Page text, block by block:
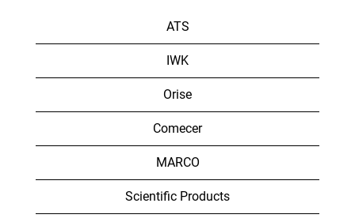
ATS
IWK
Orise
Comecer
MARCO
Scientific Products